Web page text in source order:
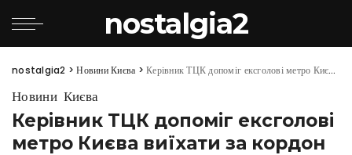
nostalgia2
nostalgia2 >Новини Києва >Керівник ТЦК допоміг ексголові метро Києва виїхати за кордон
Новини Києва
Керівник ТЦК допоміг ексголові
метро Києва виїхати за кордон